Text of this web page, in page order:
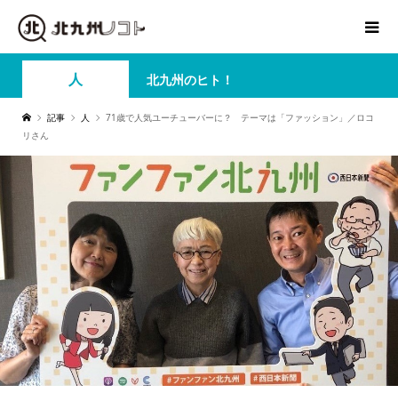
人 北九州のヒト！
記事 人
71歳で人気ユーチューバーに？ テーマは「ファッション」／ロコ
リさん